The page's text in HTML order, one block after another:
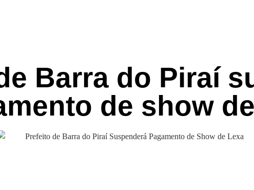
Barra do Piraí
de show